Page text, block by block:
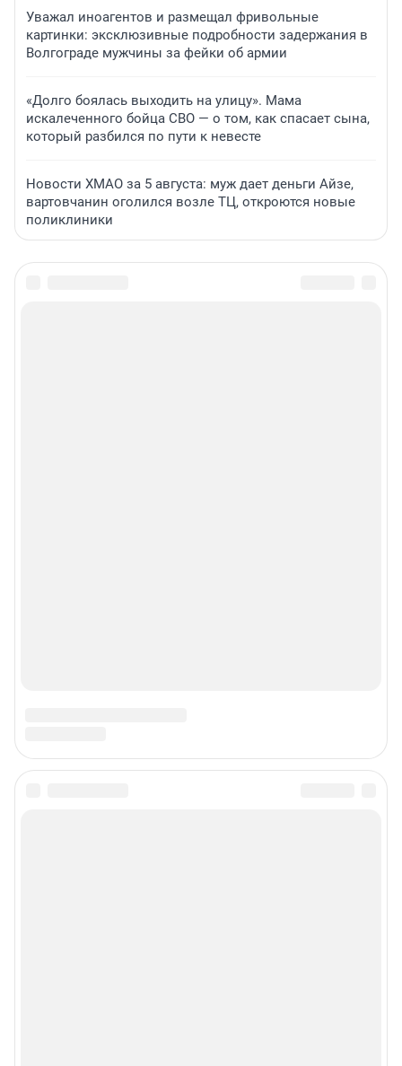
Уважал иноагентов и размещал фривольные
картинки: эксклюзивные подробности задержания в
Волгограде мужчины за фейки об армии
«Долго боялась выходить на улицу». Мама
искалеченного бойца СВО — о том, как спасает сына,
который разбился по пути к невесте
Новости ХМАО за 5 августа: муж дает деньги Айзе,
вартовчанин оголился возле ТЦ, откроются новые
поликлиники